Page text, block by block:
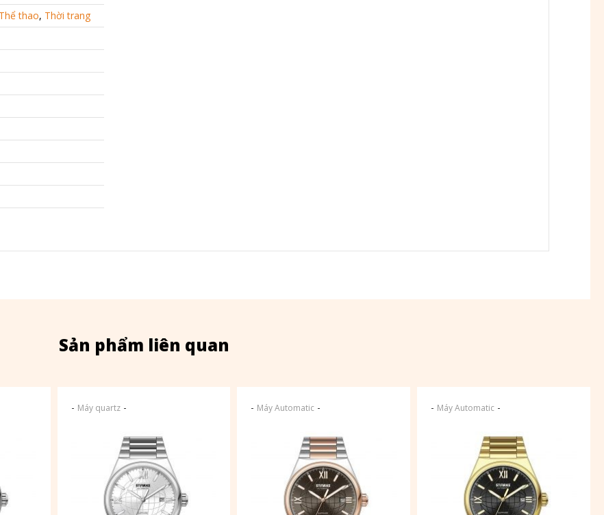
Thể thao, Thời trang
Sản phẩm liên quan
- Máy quartz- - Máy Automatic - - Máy Automatic -